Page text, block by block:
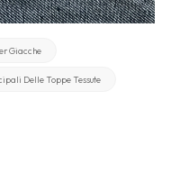
Giacche
Delle Toppe Tessute